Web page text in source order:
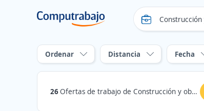
Ordenar Distancia Fecha
26Ofertas de trabajo de Construcción y obra en Zipaquirá, Cundinamarca